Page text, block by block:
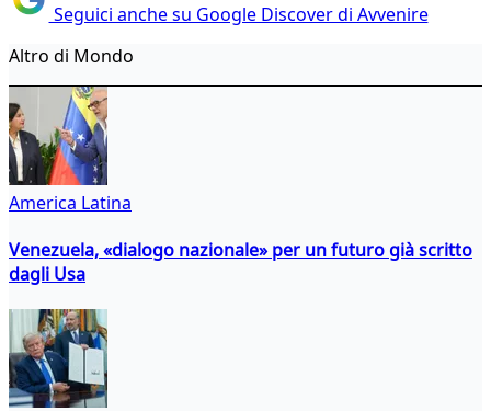
Seguici anche su Google Discover di Avvenire
Altro di Mondo
America Latina
Venezuela, «dialogo nazionale» per un futuro già scritto
dagli Usa